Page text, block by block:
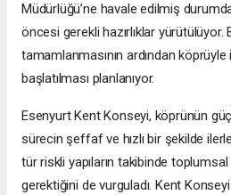
Müdürlüğü’ne havale edilmiş
öncesi gerekli hazırlıklar yürütülüyor.
tamamlanmasının ardından
başlatılması planlanıyor.
Esenyurt Kent Konseyi, köprünün
sürecin şeffaf ve hızlı bir şekilde
tür riskli yapıların takibinde toplumsal
gerektiğini de vurguladı. Kent